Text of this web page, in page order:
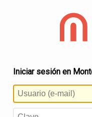
Iniciar sesión en